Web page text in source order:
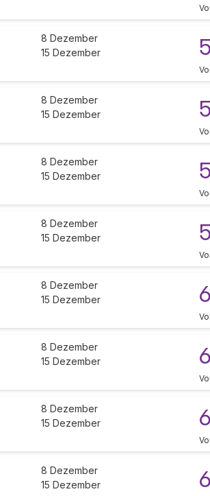
8 Dezember
15 Dezember
8 Dezember
15 Dezember
8 Dezember
15 Dezember
8 Dezember
15 Dezember
8 Dezember
15 Dezember
8 Dezember
15 Dezember
8 Dezember
15 Dezember
8 Dezember
15 Dezember